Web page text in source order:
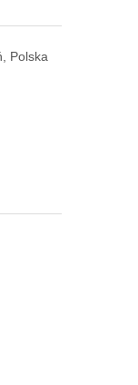
Polska